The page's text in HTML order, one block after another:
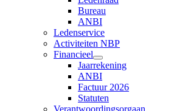
Bureau
ANBI
Ledenservice
Activiteiten NBP
Financieel
Jaarrekening
ANBI
Factuur 2026
Statuten
Verantwoordingsorgaan